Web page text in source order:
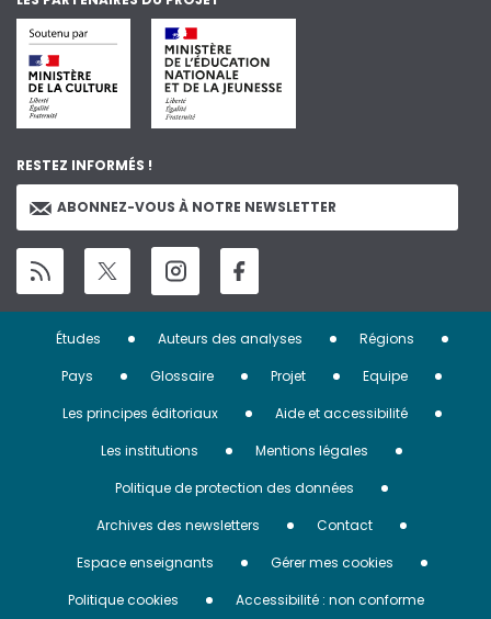
RESTEZ INFORMÉS !
ABONNEZ-VOUS À NOTRE NEWSLETTER
Menu
Pied
page
Études Auteurs des analyses
Régions
Pays
Glossaire Projet
Equipe
Les principes éditoriaux
Aide et accessibilité
Les institutions
Mentions légales
Politique de protection des données
Archives des newsletters
Contact
Espace enseignants
Gérer mes cookies
Politique cookies
Accessibilité : non conforme